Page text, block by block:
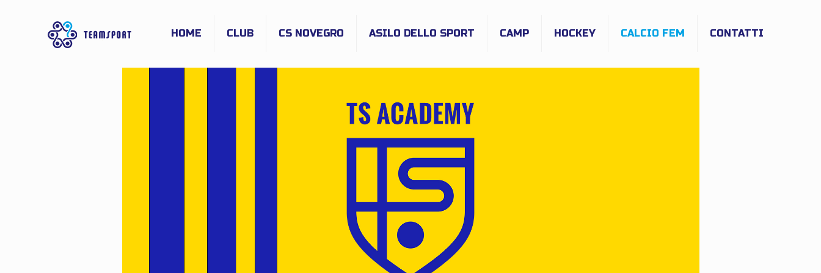
HOME CLUB CS NOVEGRO ASILO DELLO SPORT CAMP HOCKEY CALCIO FEM CONTATTI